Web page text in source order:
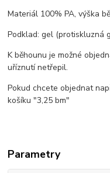
Materiál 100% PA, výška
Podklad: gel (protiskluzná
K běhounu je možné
uříznutí netřepil.
Pokud chcete objednat
košíku "3,25 bm"
Parametry